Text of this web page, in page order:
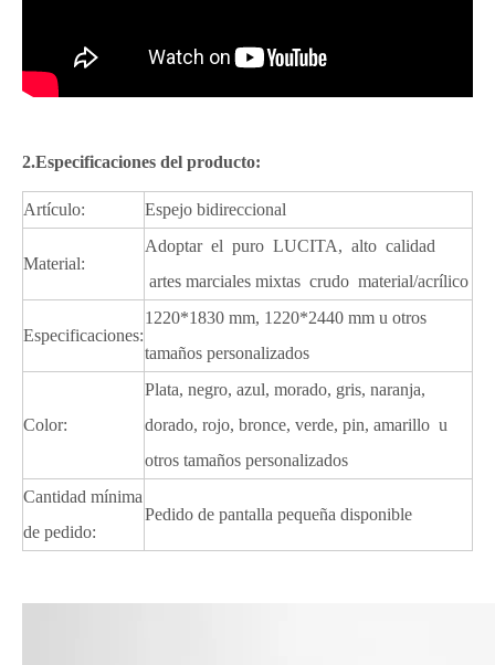
2.Especificaciones del producto:
Artículo: Espejo bidireccional
Material:
Adoptar el puro LUCITA, alto calidad
artes marciales mixtas crudo material/acrílico
Especificaciones:
1220*1830 mm, 1220*2440 mm u otros
tamaños personalizados
Color:
Plata, negro, azul, morado, gris, naranja,
dorado, rojo, bronce, verde, pin, amarillo u
otros tamaños personalizados
Cantidad mínima
de pedido:
Pedido de pantalla pequeña disponible